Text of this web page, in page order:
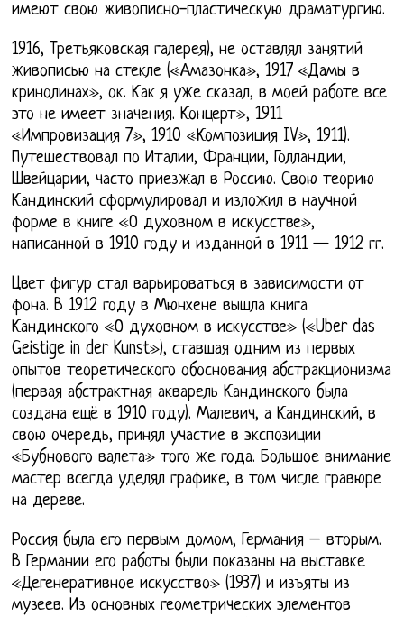
имеют свою живописно-пластическую драматургию.
1916, Третьяковская галерея), не оставлял занятий
живописью на стекле («Амазонка», 1917 «Дамы в
кринолинах», ок. Как я уже сказал, в моей работе все
это не имеет значения. Концерт», 1911
«Импровизация 7», 1910 «Композиция IV», 1911).
Путешествовал по Италии, Франции, Голландии,
Швейцарии, часто приезжал в Россию. Свою теорию
Кандинский сформулировал и изложил в научной
форме в книге «О духовном в искусстве»,
написанной в 1910 году и изданной в 1911 — 1912 гг.
Цвет фигур стал варьироваться в зависимости от
фона. В 1912 году в Мюнхене вышла книга
Кандинского «О духовном в искусстве» («Uber das
Geistige in der Kunst»), ставшая одним из первых
опытов теоретического обоснования абстракционизма
(первая абстрактная акварель Кандинского была
создана ещё в 1910 году). Малевич, а Кандинский, в
свою очередь, принял участие в экспозиции
«Бубнового валета» того же года. Большое внимание
мастер всегда уделял графике, в том числе гравюре
на дереве.
Россия была его первым домом, Германия – вторым.
В Германии его работы были показаны на выставке
«Дегенеративное искусство» (1937) и изъяты из
музеев. Из основных геометрических элементов